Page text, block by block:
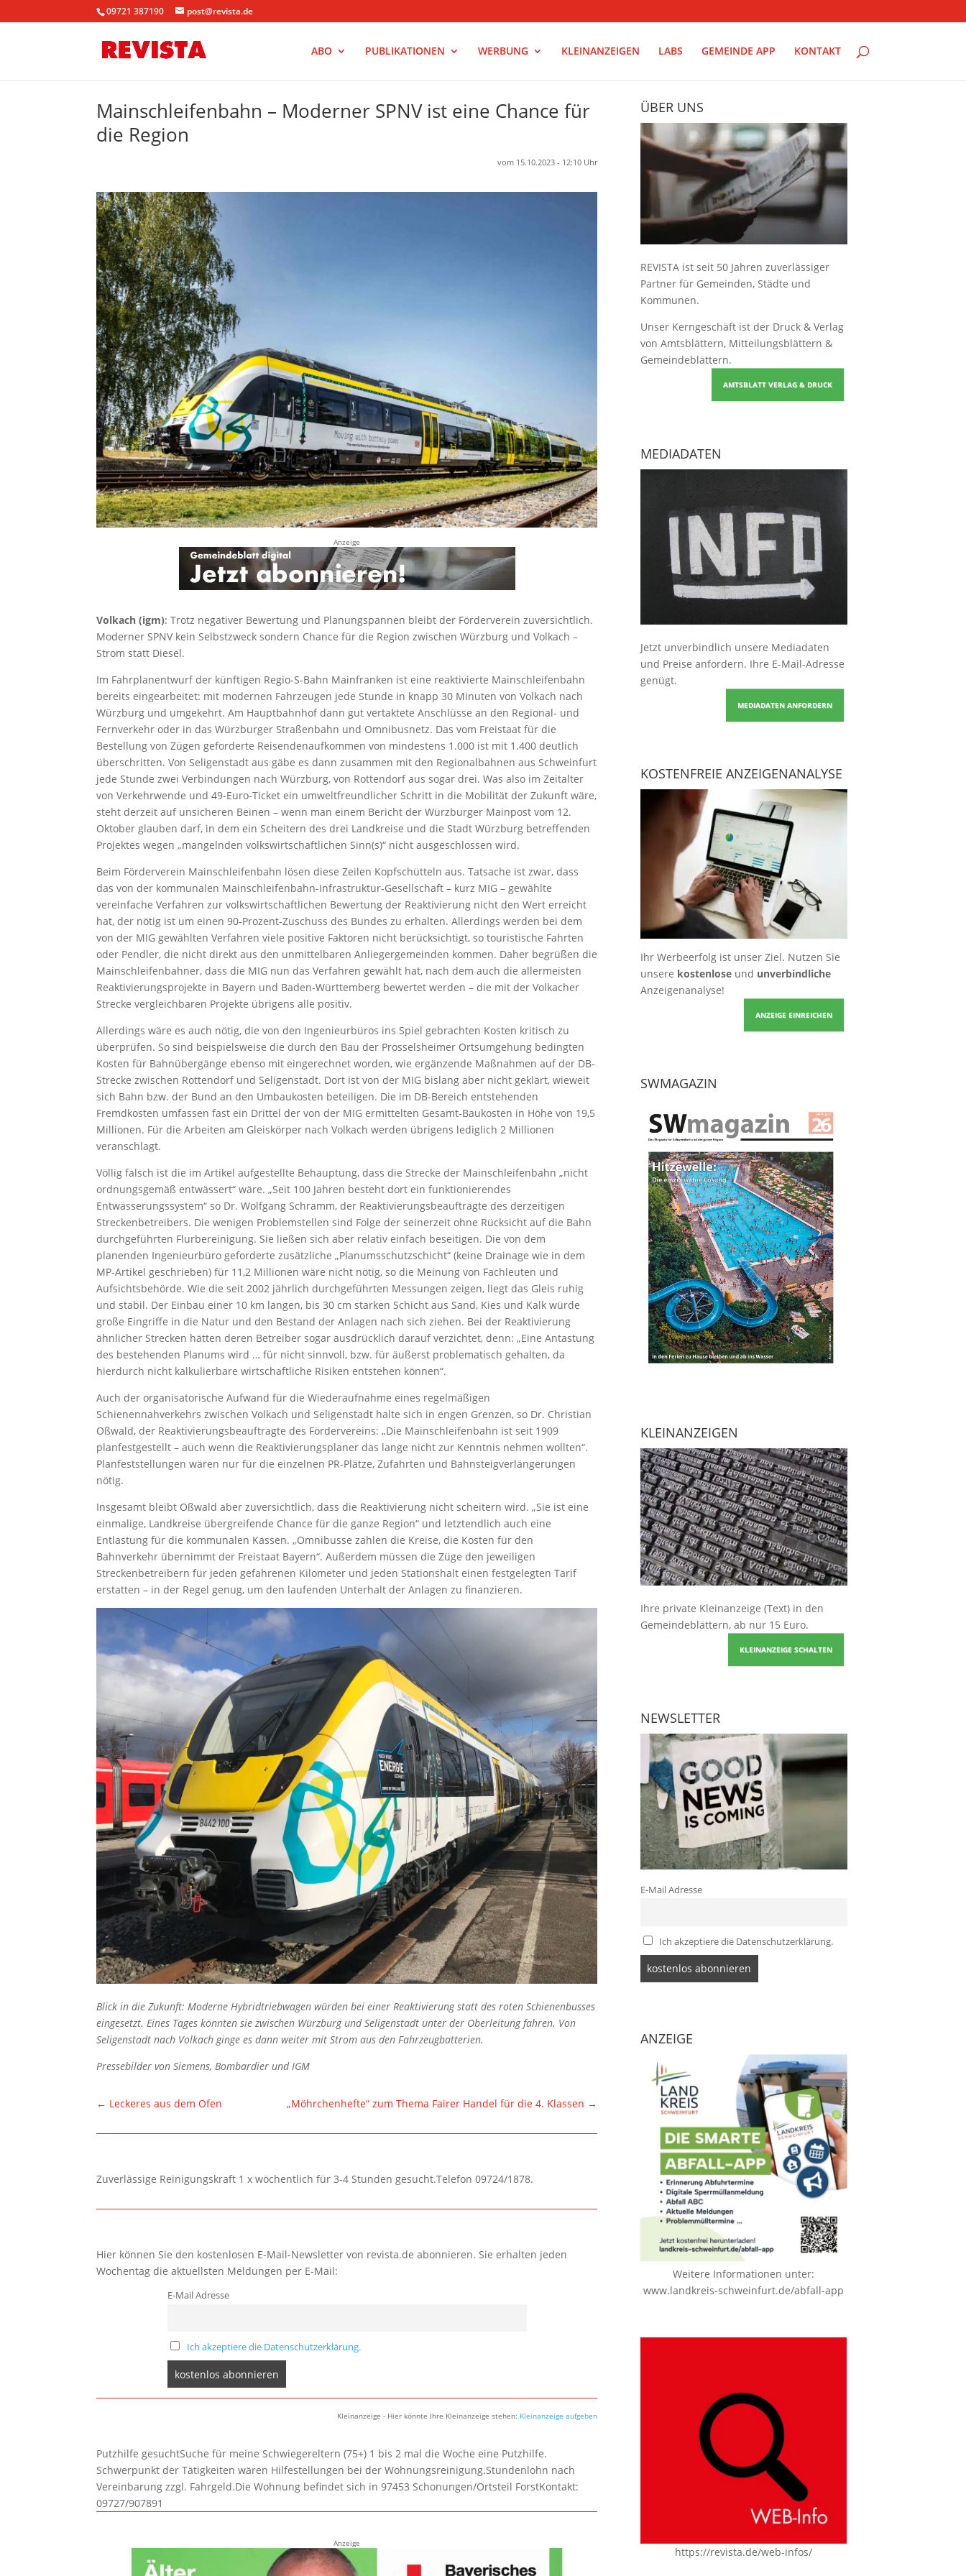
09721 387190 post@revista.de
ABO PUBLIKATIONEN WERBUNG KLEINANZEIGEN LABS GEMEINDE APP KONTAKT
Mainschleifenbahn – Moderner SPNV ist eine Chance für
die Region
vom 15.10.2023 - 12:10 Uhr
Anzeige
Volkach (igm): Trotz negativer Bewertung und Planungspannen bleibt der Förderverein zuversichtlich.
Moderner SPNV kein Selbstzweck sondern Chance für die Region zwischen Würzburg und Volkach –
Strom statt Diesel.
Im Fahrplanentwurf der künftigen Regio-S-Bahn Mainfranken ist eine reaktivierte Mainschleifenbahn
bereits eingearbeitet: mit modernen Fahrzeugen jede Stunde in knapp 30 Minuten von Volkach nach
Würzburg und umgekehrt. Am Hauptbahnhof dann gut vertaktete Anschlüsse an den Regional- und
Fernverkehr oder in das Würzburger Straßenbahn und Omnibusnetz. Das vom Freistaat für die
Bestellung von Zügen geforderte Reisendenaufkommen von mindestens 1.000 ist mit 1.400 deutlich
überschritten. Von Seligenstadt aus gäbe es dann zusammen mit den Regionalbahnen aus Schweinfurt
jede Stunde zwei Verbindungen nach Würzburg, von Rottendorf aus sogar drei. Was also im Zeitalter
von Verkehrwende und 49-Euro-Ticket ein umweltfreundlicher Schritt in die Mobilität der Zukunft wäre,
steht derzeit auf unsicheren Beinen – wenn man einem Bericht der Würzburger Mainpost vom 12.
Oktober glauben darf, in dem ein Scheitern des drei Landkreise und die Stadt Würzburg betreffenden
Projektes wegen „mangelnden volkswirtschaftlichen Sinn(s)“ nicht ausgeschlossen wird.
Beim Förderverein Mainschleifenbahn lösen diese Zeilen Kopfschütteln aus. Tatsache ist zwar, dass
das von der kommunalen Mainschleifenbahn-Infrastruktur-Gesellschaft – kurz MIG – gewählte
vereinfache Verfahren zur volkswirtschaftlichen Bewertung der Reaktivierung nicht den Wert erreicht
hat, der nötig ist um einen 90-Prozent-Zuschuss des Bundes zu erhalten. Allerdings werden bei dem
von der MIG gewählten Verfahren viele positive Faktoren nicht berücksichtigt, so touristische Fahrten
oder Pendler, die nicht direkt aus den unmittelbaren Anliegergemeinden kommen. Daher begrüßen die
Mainschleifenbahner, dass die MIG nun das Verfahren gewählt hat, nach dem auch die allermeisten
Reaktivierungsprojekte in Bayern und Baden-Württemberg bewertet werden – die mit der Volkacher
Strecke vergleichbaren Projekte übrigens alle positiv.
Allerdings wäre es auch nötig, die von den Ingenieurbüros ins Spiel gebrachten Kosten kritisch zu
überprüfen. So sind beispielsweise die durch den Bau der Prosselsheimer Ortsumgehung bedingten
Kosten für Bahnübergänge ebenso mit eingerechnet worden, wie ergänzende Maßnahmen auf der DB-
Strecke zwischen Rottendorf und Seligenstadt. Dort ist von der MIG bislang aber nicht geklärt, wieweit
sich Bahn bzw. der Bund an den Umbaukosten beteiligen. Die im DB-Bereich entstehenden
Fremdkosten umfassen fast ein Drittel der von der MIG ermittelten Gesamt-Baukosten in Höhe von 19,5
Millionen. Für die Arbeiten am Gleiskörper nach Volkach werden übrigens lediglich 2 Millionen
veranschlagt.
Völlig falsch ist die im Artikel aufgestellte Behauptung, dass die Strecke der Mainschleifenbahn „nicht
ordnungsgemäß entwässert“ wäre. „Seit 100 Jahren besteht dort ein funktionierendes
Entwässerungssystem“ so Dr. Wolfgang Schramm, der Reaktivierungsbeauftragte des derzeitigen
Streckenbetreibers. Die wenigen Problemstellen sind Folge der seinerzeit ohne Rücksicht auf die Bahn
durchgeführten Flurbereinigung. Sie ließen sich aber relativ einfach beseitigen. Die von dem
planenden Ingenieurbüro geforderte zusätzliche „Planumsschutzschicht“ (keine Drainage wie in dem
MP-Artikel geschrieben) für 11,2 Millionen wäre nicht nötig, so die Meinung von Fachleuten und
Aufsichtsbehörde. Wie die seit 2002 jährlich durchgeführten Messungen zeigen, liegt das Gleis ruhig
und stabil. Der Einbau einer 10 km langen, bis 30 cm starken Schicht aus Sand, Kies und Kalk würde
große Eingriffe in die Natur und den Bestand der Anlagen nach sich ziehen. Bei der Reaktivierung
ähnlicher Strecken hätten deren Betreiber sogar ausdrücklich darauf verzichtet, denn: „Eine Antastung
des bestehenden Planums wird … für nicht sinnvoll, bzw. für äußerst problematisch gehalten, da
hierdurch nicht kalkulierbare wirtschaftliche Risiken entstehen können“.
Auch der organisatorische Aufwand für die Wiederaufnahme eines regelmäßigen
Schienennahverkehrs zwischen Volkach und Seligenstadt halte sich in engen Grenzen, so Dr. Christian
Oßwald, der Reaktivierungsbeauftragte des Fördervereins: „Die Mainschleifenbahn ist seit 1909
planfestgestellt – auch wenn die Reaktivierungsplaner das lange nicht zur Kenntnis nehmen wollten“.
Planfeststellungen wären nur für die einzelnen PR-Plätze, Zufahrten und Bahnsteigverlängerungen
nötig.
Insgesamt bleibt Oßwald aber zuversichtlich, dass die Reaktivierung nicht scheitern wird. „Sie ist eine
einmalige, Landkreise übergreifende Chance für die ganze Region“ und letztendlich auch eine
Entlastung für die kommunalen Kassen. „Omnibusse zahlen die Kreise, die Kosten für den
Bahnverkehr übernimmt der Freistaat Bayern“. Außerdem müssen die Züge den jeweiligen
Streckenbetreibern für jeden gefahrenen Kilometer und jeden Stationshalt einen festgelegten Tarif
erstatten – in der Regel genug, um den laufenden Unterhalt der Anlagen zu finanzieren.
Blick in die Zukunft: Moderne Hybridtriebwagen würden bei einer Reaktivierung statt des roten Schienenbusses
eingesetzt. Eines Tages könnten sie zwischen Würzburg und Seligenstadt unter der Oberleitung fahren. Von
Seligenstadt nach Volkach ginge es dann weiter mit Strom aus den Fahrzeugbatterien.
Pressebilder von Siemens, Bombardier und IGM
← Leckeres aus dem Ofen „Möhrchenhefte“ zum Thema Fairer Handel für die 4. Klassen →
Zuverlässige Reinigungskraft 1 x wöchentlich für 3-4 Stunden gesucht.Telefon 09724/1878.
Hier können Sie den kostenlosen E-Mail-Newsletter von revista.de abonnieren. Sie erhalten jeden
Wochentag die aktuellsten Meldungen per E-Mail:
E-Mail Adresse
Ich akzeptiere die Datenschutzerklärung.
Kleinanzeige - Hier könnte Ihre Kleinanzeige stehen: Kleinanzeige aufgeben
Putzhilfe gesuchtSuche für meine Schwiegereltern (75+) 1 bis 2 mal die Woche eine Putzhilfe.
Schwerpunkt der Tätigkeiten wären Hilfestellungen bei der Wohnungsreinigung.Stundenlohn nach
Vereinbarung zzgl. Fahrgeld.Die Wohnung befindet sich in 97453 Schonungen/Ortsteil ForstKontakt:
09727/907891
Anzeige
ÜBER UNS
REVISTA ist seit 50 Jahren zuverlässiger
Partner für Gemeinden, Städte und
Kommunen.
Unser Kerngeschäft ist der Druck & Verlag
von Amtsblättern, Mitteilungsblättern &
Gemeindeblättern.
AMTSBLATT VERLAG & DRUCK
MEDIADATEN
Jetzt unverbindlich unsere Mediadaten
und Preise anfordern. Ihre E-Mail-Adresse
genügt.
MEDIADATEN ANFORDERN
KOSTENFREIE ANZEIGENANALYSE
Ihr Werbeerfolg ist unser Ziel. Nutzen Sie
unsere kostenloseund unverbindliche
Anzeigenanalyse!
ANZEIGE EINREICHEN
SWMAGAZIN
KLEINANZEIGEN
Ihre private Kleinanzeige (Text) in den
Gemeindeblättern, ab nur 15 Euro.
KLEINANZEIGE SCHALTEN
NEWSLETTER
E-Mail Adresse
Ich akzeptiere die Datenschutzerklärung.
ANZEIGE
Weitere Informationen unter:
www.landkreis-schweinfurt.de/abfall-app
https://revista.de/web-infos/